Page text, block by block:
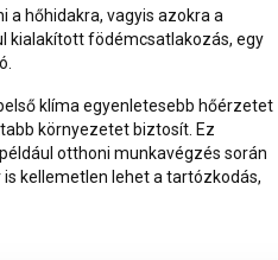
hőhidakra, vagyis azokra a
kialakított födémcsatlakozás, egy
klíma egyenletesebb hőérzetet
környezetet biztosít. Ez
otthoni munkavégzés során
kellemetlen lehet a tartózkodás,